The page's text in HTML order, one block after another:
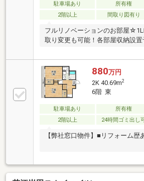
駐車場あり 所有権
2階以上
間取り図有り
フルリノベーションのお部屋
取り変更も可能！各部屋収納設置
880万円
2K 40.69m2
6階 東
駐車場あり 所有権
2階以上
24時間ゴミ出し
【弊社窓口物件】■リフォーム歴